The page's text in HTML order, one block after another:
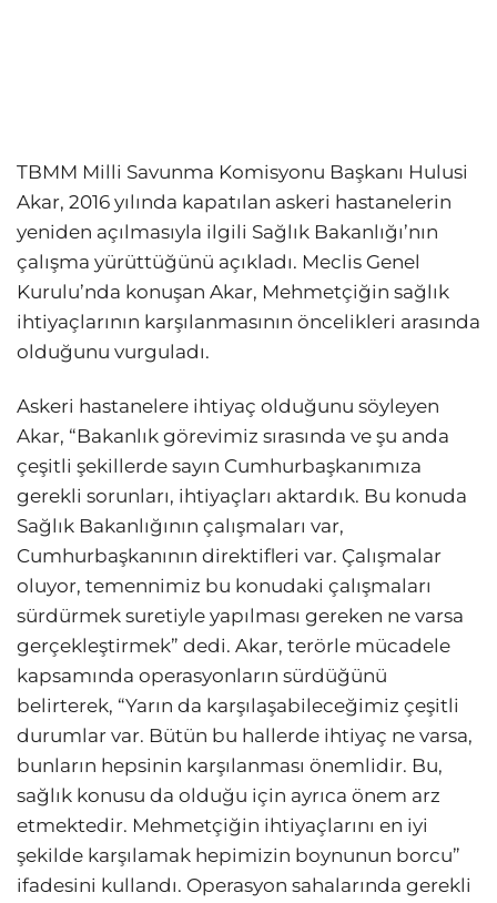
TBMM Milli Savunma Komisyonu Başkanı Hulusi
Akar, 2016 yılında kapatılan askeri hastanelerin
yeniden açılmasıyla ilgili Sağlık Bakanlığı’nın
çalışma yürüttüğünü açıkladı. Meclis Genel
Kurulu’nda konuşan Akar, Mehmetçiğin sağlık
ihtiyaçlarının karşılanmasının öncelikleri arasında
olduğunu vurguladı.
Askeri hastanelere ihtiyaç olduğunu söyleyen
Akar, “Bakanlık görevimiz sırasında ve şu anda
çeşitli şekillerde sayın Cumhurbaşkanımıza
gerekli sorunları, ihtiyaçları aktardık. Bu konuda
Sağlık Bakanlığının çalışmaları var,
Cumhurbaşkanının direktifleri var. Çalışmalar
oluyor, temennimiz bu konudaki çalışmaları
sürdürmek suretiyle yapılması gereken ne varsa
gerçekleştirmek” dedi. Akar, terörle mücadele
kapsamında operasyonların sürdüğünü
belirterek, “Yarın da karşılaşabileceğimiz çeşitli
durumlar var. Bütün bu hallerde ihtiyaç ne varsa,
bunların hepsinin karşılanması önemlidir. Bu,
sağlık konusu da olduğu için ayrıca önem arz
etmektedir. Mehmetçiğin ihtiyaçlarını en iyi
şekilde karşılamak hepimizin boynunun borcu”
ifadesini kullandı. Operasyon sahalarında gerekli